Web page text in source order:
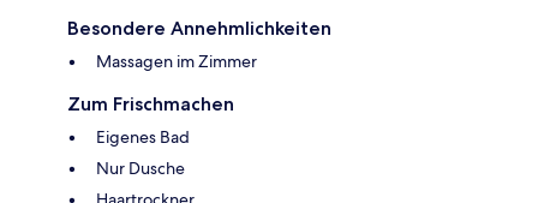
Besondere Annehmlichkeiten
Massagen im Zimmer
Zum Frischmachen
Eigenes Bad
Nur Dusche